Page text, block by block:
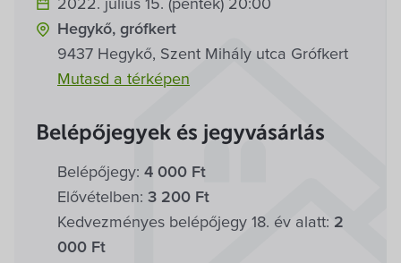
Közérdekű adatok
Pályázatok
Dokumentumok
2022. július 15. (péntek) 20:00
Hegykő, grófkert
9437 Hegykő, Szent Mihály utca Grófkert
Mutasd a térképen
Belépőjegyek és jegyvásárlás
Belépőjegy: 4 000 Ft
Elővételben: 3 200 Ft
Kedvezményes belépőjegy 18. év alatt: 2
000 Ft